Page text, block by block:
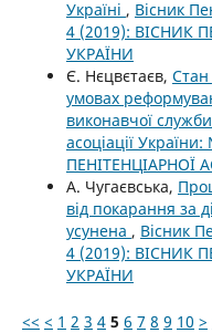
Україні , Вісник
4 (2019): ВІСНИК
УКРАЇНИ
Є. Нєцвєтаєв,
умовах
виконавчої
асоціації
ПЕНІТЕНЦІАРНОЇ
А. Чугаєвська,
від покарання за
усунена , Вісник
4 (2019): ВІСНИК
УКРАЇНИ
<< < 1 2 3 4 5 6 7 8 9 10 >